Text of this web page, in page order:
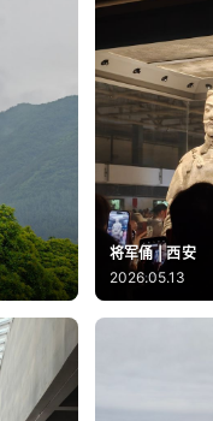
将军俑 | 西安
2026.05.13